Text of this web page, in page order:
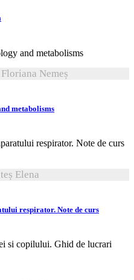
Nemeș
metabolisms
Elena
respirator. Note de curs